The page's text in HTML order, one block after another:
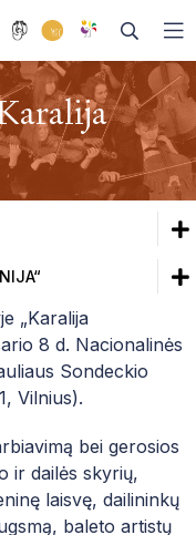
KLAUSIMAI
TRADICIJA
STYGININKŲ
PIANO-FORTE
„Karalija
8 d. Nacionalinės
Sondeckio
Vilnius).
bei gerosios
ir dailės skyrių,
laisvę, dailininkų
baleto artistų